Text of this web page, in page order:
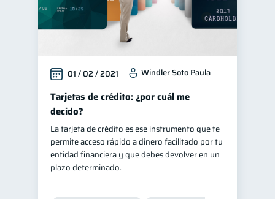
01 / 02 / 2021 Windler Soto Paula
Tarjetas de crédito: ¿por cuál me
decido?
La tarjeta de crédito es ese instrumento que te
permite acceso rápido a dinero facilitado por tu
entidad financiera y que debes devolver en un
plazo determinado.